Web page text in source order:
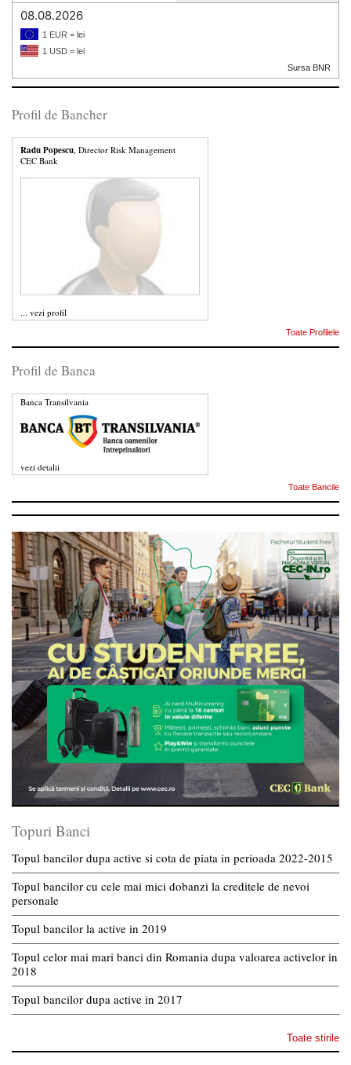
08.08.2026
1 EUR = lei
1 USD = lei
Sursa BNR
Profil de Bancher
Radu Popescu , Director Risk Management
CEC Bank
... vezi profil
Toate Profilele
Profil de Banca
Banca Transilvania
vezi detalii
Toate Bancile
Topuri Banci
Topul bancilor dupa active si cota de piata in perioada 2022-2015
Topul bancilor cu cele mai mici dobanzi la creditele de nevoi
personale
Topul bancilor la active in 2019
Topul celor mai mari banci din Romania dupa valoarea activelor in
2018
Topul bancilor dupa active in 2017
Toate stirile